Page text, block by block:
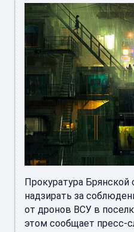
Прокуратура Брянской
надзирать за
от дронов ВСУ в
этом сообщает пресс-